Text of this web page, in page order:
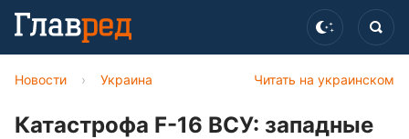
Читать на украинском
Новости › Украина
Катастрофа F-16 ВСУ: западные